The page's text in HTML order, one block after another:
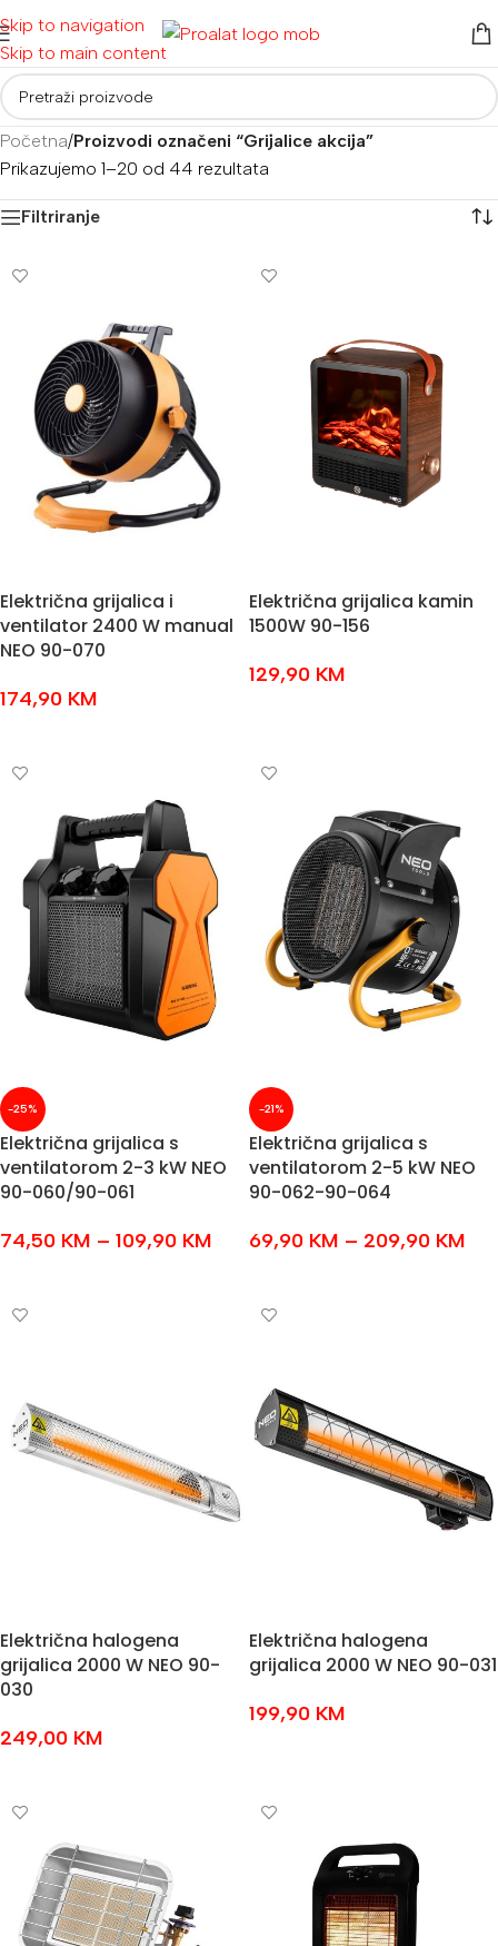
Skip to navigation
Skip to main content
Početna/Proizvodi označeni “Grijalice akcija”
Prikazujemo 1–20 od 44 rezultata
Filtriranje
Električna grijalica i
ventilator 2400 W manual
NEO 90-070
174,90 KM
Električna grijalica kamin
1500W 90-156
129,90 KM
-25%
Električna grijalica s
ventilatorom 2-3 kW NEO
90-060/90-061
74,50 KM – 109,90 KM
-21%
Električna grijalica s
ventilatorom 2-5 kW NEO
90-062-90-064
69,90 KM – 209,90 KM
Električna halogena
grijalica 2000 W NEO 90-
030
249,00 KM
Električna halogena
grijalica 2000 W NEO 90-031
199,90 KM